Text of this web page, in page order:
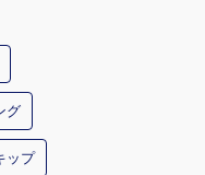
グ
ップ